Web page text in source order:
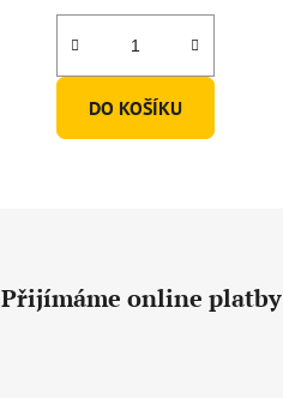
DO KOŠÍKU
Přijímáme online platby